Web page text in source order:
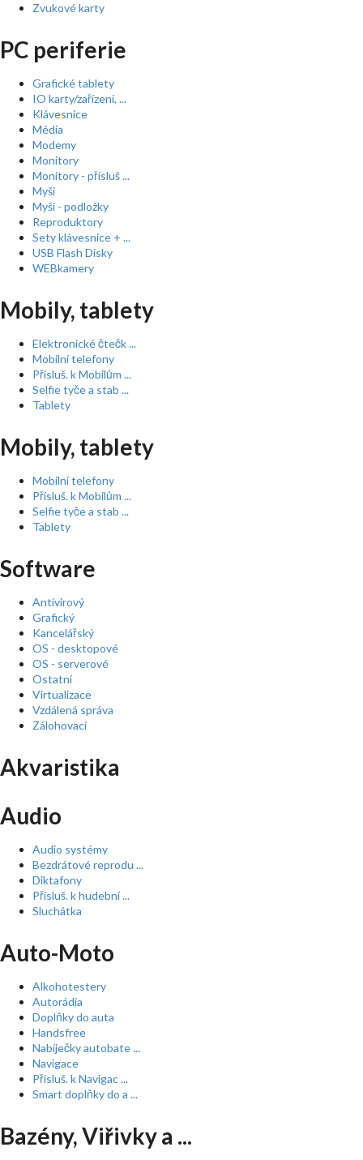
Zvukové karty
PC periferie
Grafické tablety
IO karty/zařízení, ...
Klávesnice
Média
Modemy
Monitory
Monitory - přísluš ...
Myši
Myši - podložky
Reproduktory
Sety klávesnice + ...
USB Flash Disky
WEBkamery
Mobily, tablety
Elektronické čtečk ...
Mobilní telefony
Přísluš. k Mobilům ...
Selfie tyče a stab ...
Tablety
Mobily, tablety
Mobilní telefony
Přísluš. k Mobilům ...
Selfie tyče a stab ...
Tablety
Software
Antivirový
Grafický
Kancelářský
OS - desktopové
OS - serverové
Ostatní
Virtualizace
Vzdálená správa
Zálohovací
Akvaristika
Audio
Audio systémy
Bezdrátové reprodu ...
Diktafony
Přísluš. k hudební ...
Sluchátka
Auto-Moto
Alkohotestery
Autorádia
Doplňky do auta
Handsfree
Nabíječky autobate ...
Navigace
Přísluš. k Navigac ...
Smart doplňky do a ...
Bazény, Viřivky a ...